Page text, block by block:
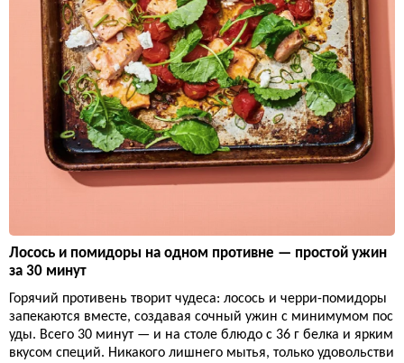
Лосось и помидоры на одном противне — простой ужин
за 30 минут
Горячий противень творит чудеса: лосось и черри-помидоры
запекаются вместе, создавая сочный ужин с минимумом пос
уды. Всего 30 минут — и на столе блюдо с 36 г белка и ярким
вкусом специй. Никакого лишнего мытья, только удовольстви